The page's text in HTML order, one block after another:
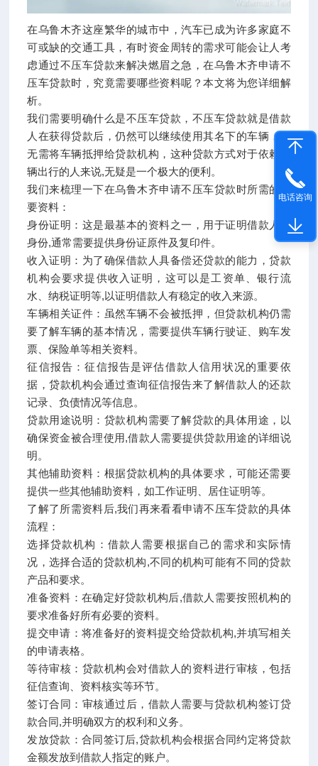
在乌鲁木齐这座繁华的城市中，汽车已成为许多家庭不
可或缺的交通工具，有时资金周转的需求可能会让人考
虑通过不压车贷款来解决燃眉之急，在乌鲁木齐申请不
压车贷款时，究竟需要哪些资料呢？本文将为您详细解
析。
我们需要明确什么是不压车贷款，不压车贷款就是借款
人在获得贷款后，仍然可以继续使用其名下的车辆，而
无需将车辆抵押给贷款机构，这种贷款方式对于依赖车
辆出行的人来说,无疑是一个极大的便利。
我们来梳理一下在乌鲁木齐申请不压车贷款时所需的主
要资料：
身份证明：这是最基本的资料之一，用于证明借款人的
身份,通常需要提供身份证原件及复印件。
收入证明：为了确保借款人具备偿还贷款的能力，贷款
机构会要求提供收入证明，这可以是工资单、银行流
水、纳税证明等,以证明借款人有稳定的收入来源。
车辆相关证件：虽然车辆不会被抵押，但贷款机构仍需
要了解车辆的基本情况，需要提供车辆行驶证、购车发
票、保险单等相关资料。
征信报告：征信报告是评估借款人信用状况的重要依
据，贷款机构会通过查询征信报告来了解借款人的还款
记录、负债情况等信息。
贷款用途说明：贷款机构需要了解贷款的具体用途，以
确保资金被合理使用,借款人需要提供贷款用途的详细说
明。
其他辅助资料：根据贷款机构的具体要求，可能还需要
提供一些其他辅助资料，如工作证明、居住证明等。
了解了所需资料后,我们再来看看申请不压车贷款的具体
流程：
选择贷款机构：借款人需要根据自己的需求和实际情
况，选择合适的贷款机构,不同的机构可能有不同的贷款
产品和要求。
准备资料：在确定好贷款机构后,借款人需要按照机构的
要求准备好所有必要的资料。
提交申请：将准备好的资料提交给贷款机构,并填写相关
的申请表格。
等待审核：贷款机构会对借款人的资料进行审核，包括
征信查询、资料核实等环节。
签订合同：审核通过后，借款人需要与贷款机构签订贷
款合同,并明确双方的权利和义务。
发放贷款：合同签订后,贷款机构会根据合同约定将贷款
金额发放到借款人指定的账户。
电话咨询